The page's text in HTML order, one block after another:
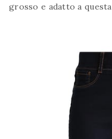
grosso e adatto a